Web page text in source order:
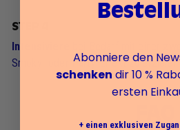
STEP 4
Intensiviere
Smoky- oder Party-Effekt zu erzielen.
Abonniere den
schenken dir 10 %
ersten
+ einen exklusiven